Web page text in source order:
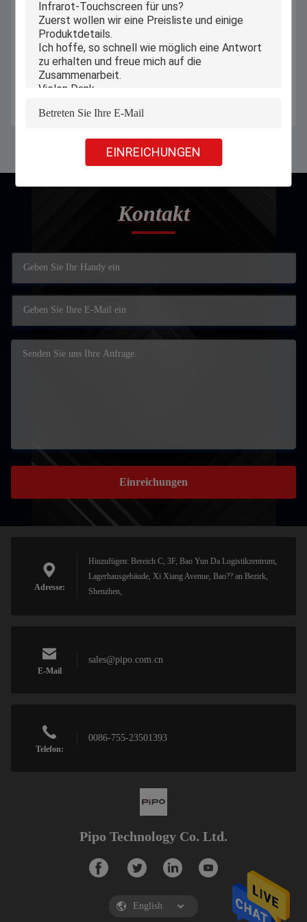
EINREICHUNGEN
11,6 Zoll Windows alles auf einem
industriellen PC Touch Screen mit
Adapter 12V 2.4A
Erhalten Sie besten Preis
11,6 Zoll aller in ein PC
Kontakt
Einreichungen
Adresse:
Hinzufügen: Bereich C, 3F, Bao Yun Da Logistikzentrum,
Lagerhausgebäude, Xi Xiang Avenue, Bao?? an Bezirk,
Shenzhen,
E-Mail
sales@pipo.com.cn
Telefon:
0086-755-23501393
Pipo Technology Co. Ltd.